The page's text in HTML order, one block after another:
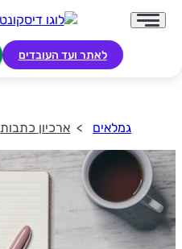
לאתר ועד העובדים
גמלאים ארכיון כתבות